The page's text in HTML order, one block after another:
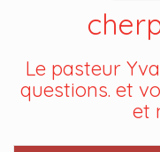
Le pasteur
questions. et
et